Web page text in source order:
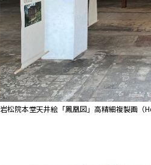
岩松院本堂天井絵「鳳凰図」高精細複製画（